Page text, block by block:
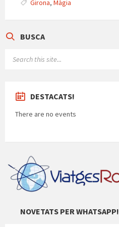
te
Girona, Màgia
BUSCA
DESTACATS!
There are no events
NOVETATS PER WHATSAPP!